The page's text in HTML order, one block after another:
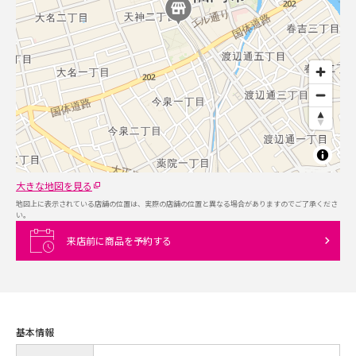
大きな地図を見る
地図上に表示されている店舗の位置は、実際の店舗の位置と異なる場合がありますのでご了承くださ
い。
来店前に商品を予約する
基本情報